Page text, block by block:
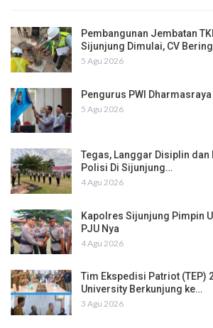
Pembangunan Jembatan
Sijunjung Dimulai, CV
5 Agu 2026
Pengurus PWI
5 Agu 2026
Tegas, Langgar Disiplin dan
Polisi Di Sijunjung…
4 Agu 2026
Kapolres Sijunjung Pimpin
PJU Nya
4 Agu 2026
Tim Ekspedisi Patriot (TEP)
University Berkunjung ke…
3 Agu 2026